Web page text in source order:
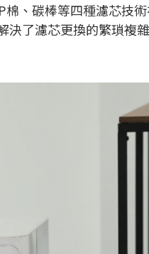
、碳棒等四種濾芯技
了濾芯更換的繁瑣複